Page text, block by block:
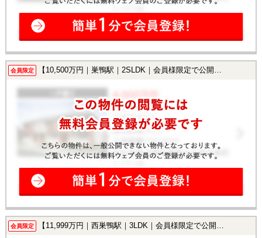
会員限定 【10,500万円｜巣鴨駅｜2SLDK｜会員様限定で公開中！】
会員限定 【11,999万円｜西巣鴨駅｜3LDK｜会員様限定で公開中！】